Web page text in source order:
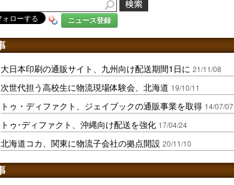
ニュース登録
大日本印刷の通販サイト、九州向け配送期間1日に 21/11/08
次世代担う高校生に物流現場体験会、北海道 19/10/11
トゥ・ディファクト、ジェイブックの通販事業を取得 14/07/07
トゥ･ディファクト、沖縄向け配送を強化 17/04/24
北海道コカ、関東に物流子会社の拠点開設 20/11/10